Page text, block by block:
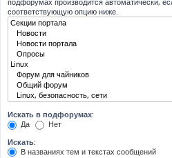
подфорумах производится автоматически,
соответствующую опцию ниже.
Искать в подфорумах:
Да
Нет
Искать:
В названиях тем и текстах сообщений